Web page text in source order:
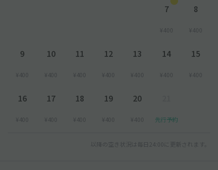
7
¥400
8
¥400
9
¥400
10
¥400
11
¥400
12
¥400
13
¥400
14
¥400
15
¥400
16
¥400
17
¥400
18
¥400
19
¥400
20
¥400 先行予約
以降の空き状況は毎日24:00に更新されます。